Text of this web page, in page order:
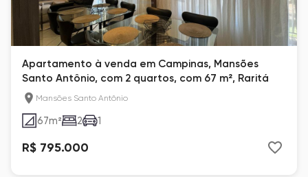
Apartamento à venda em Campinas, Mansões
Santo Antônio, com 2 quartos, com 67 m², Raritá
Mansões Santo Antônio
67m² 2 1
R$ 795.000